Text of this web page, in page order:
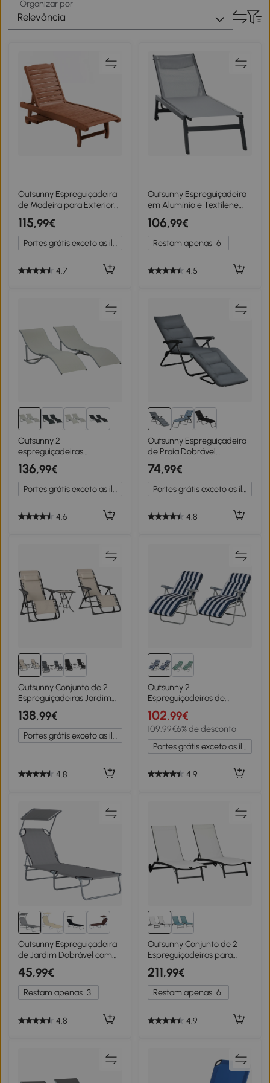
Organizar por
Relevância
Outsunny Espreguiçadeira
de Madeira para Exterior
Cadeira Reclinável de
Jardim com 2 Rodas,
Encosto Ajustável e 1
Tabuleiro, Suporta até 113
115,99€
Portes grátis exceto as ilhas
4.7
Outsunny Espreguiçadeira
em Alumínio e Textilene
com Rodízios e Apoio de
Cabeça Encosto Reclinável
Cinza Claro
106,99€
Restam apenas 6
4.5
Outsunny 2
espreguiçadeiras
ergonômicas dobráveis ​​em
forma de S com estrutura
de alumínio Textilene para
jardim e varanda
136,99€
Portes grátis exceto as ilhas
4.6
Outsunny Espreguiçadeira
de Praia Dobrável
Reclinável 6 Posições de
Alta Qualidade com
Colchão Apoios de Braços
Aço Poliéster Cinza
74,99€
Portes grátis exceto as ilhas
4.8
Outsunny Conjunto de 2
Espreguiçadeiras Jardim
Dobráveis com Mesa
Auxiliar Porta-Copos e
Encosto Ajustável
90x65x110 cm Bege
138,99€
Portes grátis exceto as ilhas
4.8
Outsunny 2
Espreguiçadeiras de
Jardim Dobráveis
Espreguiçadeiras de Aço
com Almofada Acolchoada
Encosto Ajustável em 5
Posições e Apoio para os
e Branco
102,99€
109,99€6% de desconto
Portes grátis exceto as ilhas
4.9
2+
Outsunny Espreguiçadeira
de Jardim Dobrável com
Toldo Removível e
Ajustável e Encosto
Ajustável em 4 Posições
187x58x36 cm Cinza Claro
45,99€
Restam apenas 3
4.8
Outsunny Conjunto de 2
Espreguiçadeiras para
Exterior com Encosto
Ajustável em 5 Níveis e
Rodas para Praia Piscina
165x66x102cm Branco e
211,99€
Restam apenas 6
4.9